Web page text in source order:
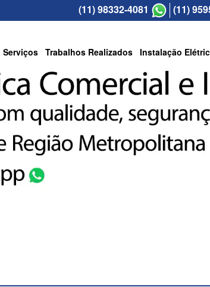
(11) 98332-4081 (11)
Serviços Trabalhos Realizados Instalação